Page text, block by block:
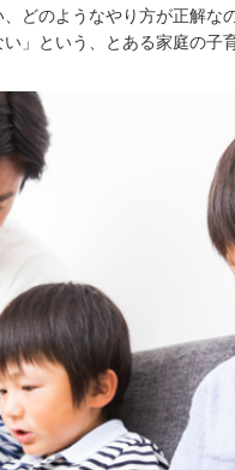
どのようなやり方が正解な
」という、とある家庭の子